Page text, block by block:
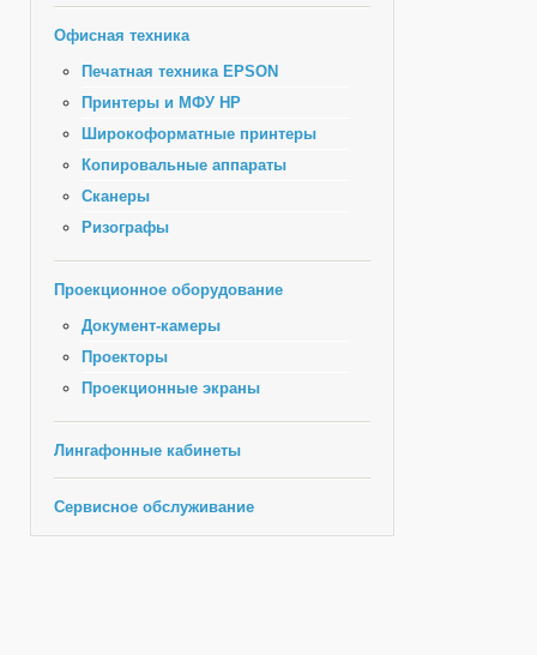
Офисная техника
Печатная техника EPSON
Принтеры и МФУ HP
Широкоформатные принтеры
Копировальные аппараты
Сканеры
Ризографы
Проекционное оборудование
Документ-камеры
Проекторы
Проекционные экраны
Лингафонные кабинеты
Сервисное обслуживание